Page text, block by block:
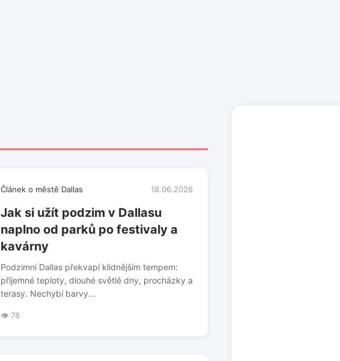
Článek o městě Dallas 18.06.2026
Jak si užít podzim v Dallasu
naplno od parků po festivaly a
kavárny
Podzimní Dallas překvapí klidnějším tempem:
příjemné teploty, dlouhé světlé dny, procházky a
terasy. Nechybí barvy...
👁️ 78